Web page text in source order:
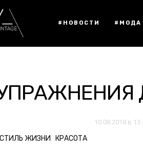
#НОВОСТИ #МОДА
10.08.2018 в
ЖИЗНИ КРАСОТА